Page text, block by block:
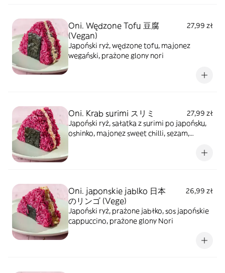
Oni. Wędzone Tofu 豆腐
(Vegan)
27,99 zł
Japoński ryż, wędzone tofu, majonez
wegański, prażone glony nori
Oni. Krab surimi スリミ
27,99 zł
Japoński ryż, sałatka z surimi po japońsku,
oshinko, majonez sweet chilli, sezam,
Oni. japonskie jablko 日本
のリンゴ (Vege)
26,99 zł
Japoński ryż, prażone jabłko, sos japońskie
cappuccino, prażone glony Nori